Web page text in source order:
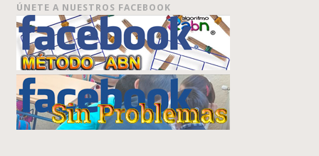
ÚNETE A NUESTROS FACEBOOK